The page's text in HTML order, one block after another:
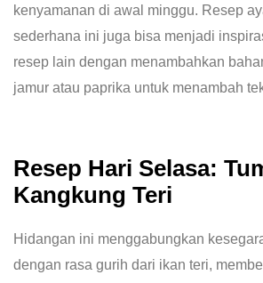
kenyamanan di awal minggu. Resep
sederhana ini juga bisa menjadi
resep lain dengan menambahkan
jamur atau paprika untuk menambah
Resep Hari Selasa:
Kangkung Teri
Hidangan ini menggabungkan
dengan rasa gurih dari ikan teri,